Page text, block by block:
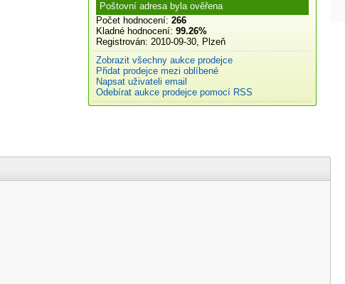
Poštovní adresa byla ověřena
Počet hodnocení: 266
Kladné hodnocení: 99.26%
Registrován: 2010-09-30, Plzeň
Zobrazit všechny aukce prodejce
Přidat prodejce mezi oblíbené
Napsat uživateli email
Odebírat aukce prodejce pomocí RSS